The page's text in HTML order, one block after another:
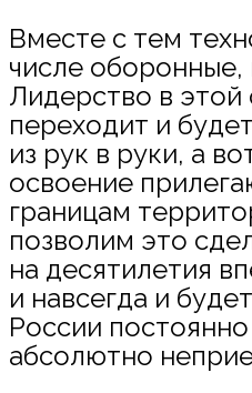
Вместе с тем
числе
Лидерство в этой
переходит и
из рук в руки, а
освоение
границам
позволим это
на десятилетия
и навсегда и
России
абсолютно